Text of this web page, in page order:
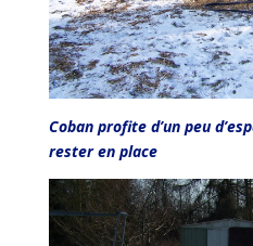
Coban profite d’un peu
rester en place